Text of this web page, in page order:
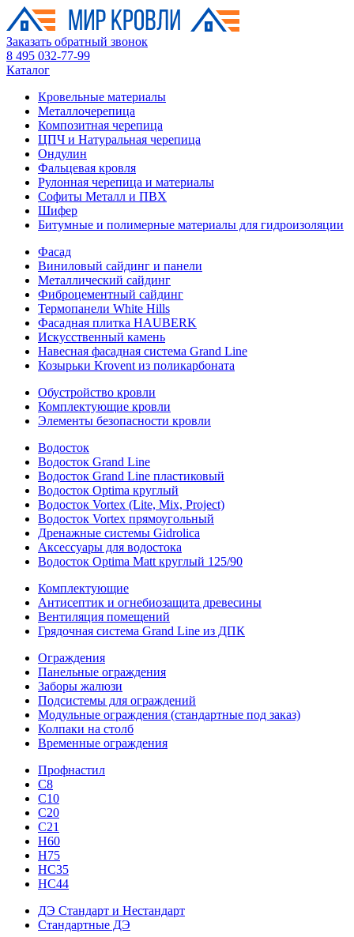
Заказать обратный звонок
8 495 032-77-99
Каталог
Кровельные материалы
Металлочерепица
Композитная черепица
ЦПЧ и Натуральная черепица
Ондулин
Фальцевая кровля
Рулонная черепица и материалы
Софиты Металл и ПВХ
Шифер
Битумные и полимерные материалы для гидроизоляции
Фасад
Виниловый сайдинг и панели
Металлический сайдинг
Фиброцементный сайдинг
Термопанели White Hills
Фасадная плитка HAUBERK
Искусственный камень
Навесная фасадная система Grand Line
Козырьки Krovent из поликарбоната
Обустройство кровли
Комплектующие кровли
Элементы безопасности кровли
Водосток
Водосток Grand Line
Водосток Grand Line пластиковый
Водосток Optima круглый
Водосток Vortex (Lite, Mix, Project)
Водосток Vortex прямоугольный
Дренажные системы Gidrolica
Аксессуары для водостока
Водосток Optima Matt круглый 125/90
Комплектующие
Антисептик и огнебиозащита древесины
Вентиляция помещений
Грядочная система Grand Line из ДПК
Ограждения
Панельные ограждения
Заборы жалюзи
Подсистемы для ограждений
Модульные ограждения (стандартные под заказ)
Колпаки на столб
Временные ограждения
Профнастил
С8
С10
С20
С21
H60
H75
HС35
НС44
ДЭ Стандарт и Нестандарт
Стандартные ДЭ